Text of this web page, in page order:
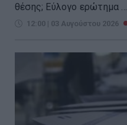
θέσης; Εύλογο ερώτημα ...
12:00 | 03 Αυγούστου 2026